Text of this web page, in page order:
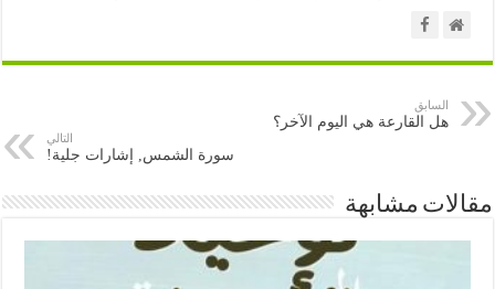
السابق
هل القارعة هي اليوم الآخر؟
التالي
سورة الشمس, إشارات جلية!
مقالات مشابهة